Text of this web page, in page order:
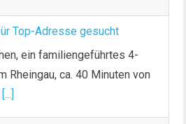
Top-Adresse gesucht
ein familiengeführtes 4-
Rheingau, ca. 40 Minuten von
[...]